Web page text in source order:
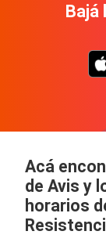
Bajá
Acá
de Avis y
horarios